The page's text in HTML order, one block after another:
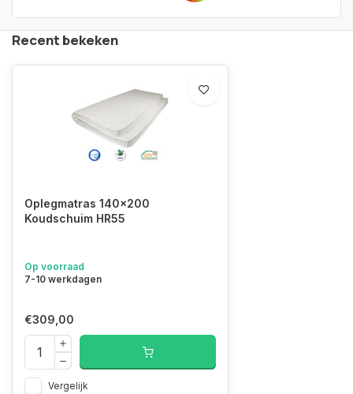
Recent bekeken
Oplegmatras 140x200
Koudschuim HR55
Op voorraad
7-10 werkdagen
€309,00
Vergelijk